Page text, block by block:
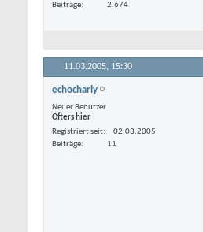
Beiträge
2.674
11.03.2005, 15:30
echocharly
Neuer Benutzer
Öfters hier
Registriert seit
02.03.2005
Beiträge
11